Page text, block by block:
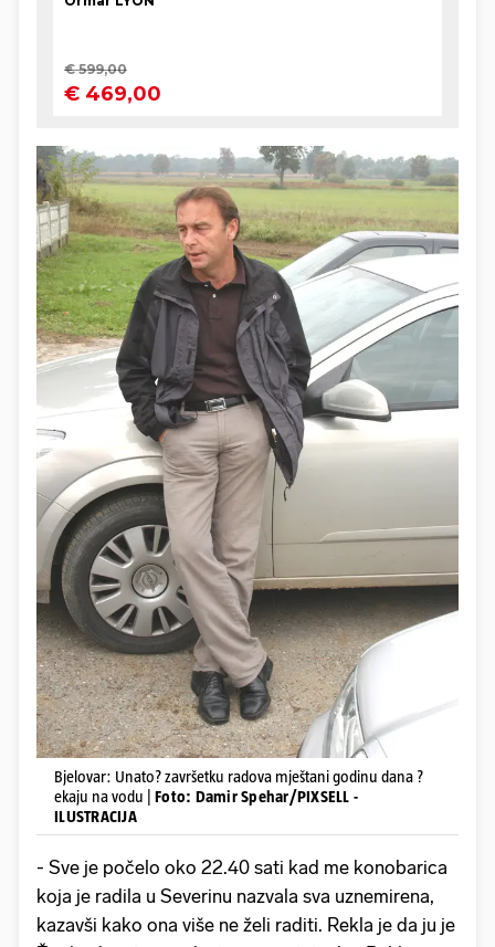
Bjelovar: Unato? završetku radova mještani godinu dana ?
ekaju na vodu | Foto: Damir Spehar/PIXSELL -
ILUSTRACIJA
- Sve je počelo oko 22.40 sati kad me konobarica
koja je radila u Severinu nazvala sva uznemirena,
kazavši kako ona više ne želi raditi. Rekla je da ju je